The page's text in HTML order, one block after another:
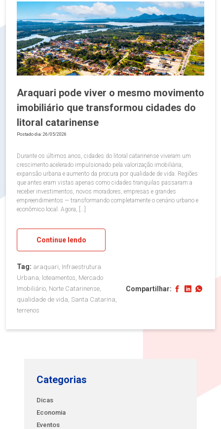
Araquari pode viver o mesmo movimento
imobiliário que transformou cidades do
litoral catarinense
Postado dia: 26/05/2026
Durante os últimos anos, cidades do litoral catarinense viveram um
crescimento acelerado impulsionado pela valorização imobiliária,
expansão urbana e aumento da procura por qualidade de vida. Regiões
que antes eram vistas apenas como cidades tranquilas passaram a
receber investimentos, novos moradores, empresas e grandes
empreendimentos — transformando completamente o cenário urbano e
econômico local. Agora, […]
Continue lendo
Tag: araquari, Infraestrutura
Urbana, loteamentos, Mercado
Imobiliário, Norte Catarinense,
qualidade de vida, Santa Catarina,
terrenos
Compartilhar:
Categorias
Dicas
Economia
Eventos